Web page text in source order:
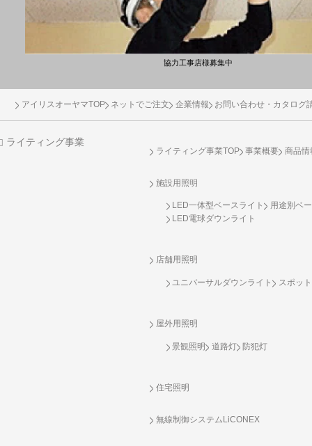
協力工事店様募集中
アイリスオーヤマTOP ネットでご注文 企業情報 お問い合わせ・カタログ
ライティング事業
ライティング事業TOP 事業概要 商品情
施設用照明
LED一体型ベースライト
用途別ベ
LED電球ダウンライト
店舗用照明
ユニバーサルダウンライト スポッ
屋外用照明
景観照明 道路灯 防犯灯
住宅照明
無線制御システムLiCONEX